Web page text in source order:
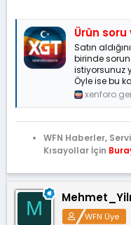
Ürün
Satın
birinde
istiyorsunuz
Öyle ise bu
WFN Haberler,
Kısayollar İçin
M WFN Üye